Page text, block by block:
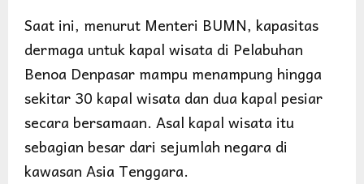
Saat ini, menurut Menteri BUMN, kapasitas
dermaga untuk kapal wisata di Pelabuhan
Benoa Denpasar mampu menampung hingga
sekitar 30 kapal wisata dan dua kapal pesiar
secara bersamaan. Asal kapal wisata itu
sebagian besar dari sejumlah negara di
kawasan Asia Tenggara.